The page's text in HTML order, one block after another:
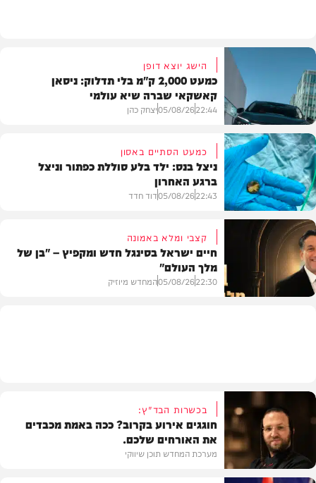
חדשות הרכב
הישג יוצא דופן
כמעט 2,000 ק"מ בלי תדלוק: ניסאן
קאשקאי שברה שיא עולמי
22:44
05/08/26יצחק כהן
בריאות
כמעט הסתיים באסון
ניצל בנס: ילד בלע סוללת כפתור וניצל
ברגע האחרון
22:43
05/08/26דוד חדד
קצבי ומלא באמונה
חיים ישראל בסינגל חדש ומקפיץ – "בן של
מלך העולם"
22:30
05/08/26המחדש מיוזיק
בכשרות הבד"ץ:
חוגגים אירוע בקרוב? ככה באמת מכבדים
את האורחים שלכם.
מערכת המחדש תוכן שיווקי